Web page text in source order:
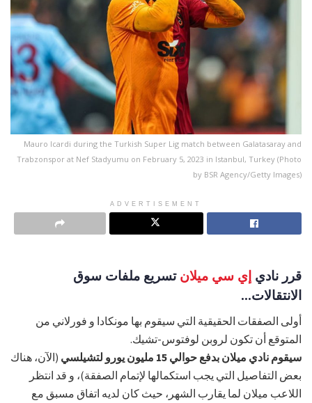
Mauro Icardi during the Turkish Super Lig match between Galatasaray and
Trabzonspor at Nef Stadyumu on February 5, 2023 in Istanbul, Turkey (Photo
by BSR Agency/Getty Images)
ADVERTISEMENT
قرر نادي إي سي ميلانتسريع ملفات سوق
الانتقالات...
أولى الصفقات الحقيقية التي سيقوم بها مونكادا و فورلاني من
المتوقع أن تكون لروبن لوفتوس-تشيك.
سيقوم نادي ميلان بدفع حوالي 15 مليون يورو لتشيلسي
(الآن، هناك
بعض التفاصيل التي يجب استكمالها لإتمام الصفقة)، و قد انتظر
اللاعب ميلان لما يقارب الشهر، حيث كان لديه اتفاق مسبق مع